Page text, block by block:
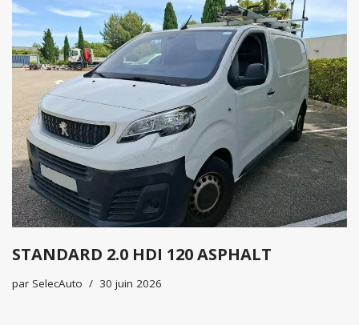
STANDARD 2.0 HDI 120 ASPHALT
par SelecAuto 30 juin 2026